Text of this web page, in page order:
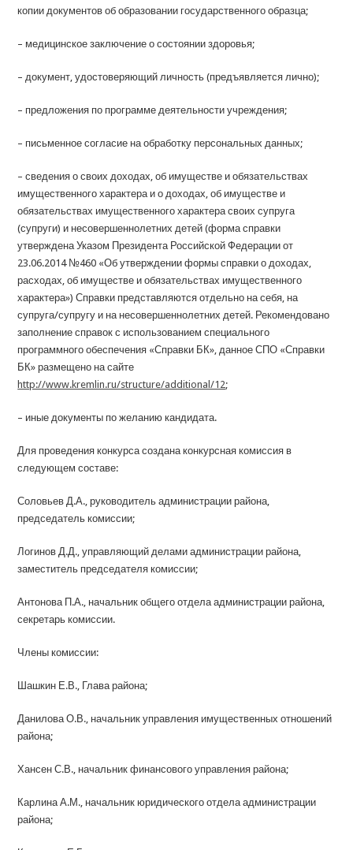
копии документов об образовании государственного образца;
– медицинское заключение о состоянии здоровья;
– документ, удостоверяющий личность (предъявляется лично);
– предложения по программе деятельности учреждения;
– письменное согласие на обработку персональных данных;
– сведения о своих доходах, об имуществе и обязательствах
имущественного характера и о доходах, об имуществе и
обязательствах имущественного характера своих супруга
(супруги) и несовершеннолетних детей (форма справки
утверждена Указом Президента Российской Федерации от
23.06.2014 №460 «Об утверждении формы справки о доходах,
расходах, об имуществе и обязательствах имущественного
характера») Справки представляются отдельно на себя, на
супруга/супругу и на несовершеннолетних детей. Рекомендовано
заполнение справок с использованием специального
программного обеспечения «Справки БК», данное СПО «Справки
БК» размещено на сайте
http://www.kremlin.ru/structure/additional/12;
– иные документы по желанию кандидата.
Для проведения конкурса создана конкурсная комиссия в
следующем составе:
Соловьев Д.А., руководитель администрации района,
председатель комиссии;
Логинов Д.Д., управляющий делами администрации района,
заместитель председателя комиссии;
Антонова П.А., начальник общего отдела администрации района,
секретарь комиссии.
Члены комиссии:
Шашкин Е.В., Глава района;
Данилова О.В., начальник управления имущественных отношений
района;
Хансен С.В., начальник финансового управления района;
Карлина А.М., начальник юридического отдела администрации
района;